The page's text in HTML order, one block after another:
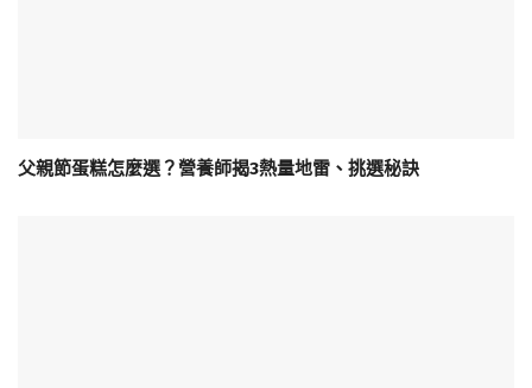
父親節蛋糕怎麼選？營養師揭3熱量地雷、挑選秘訣